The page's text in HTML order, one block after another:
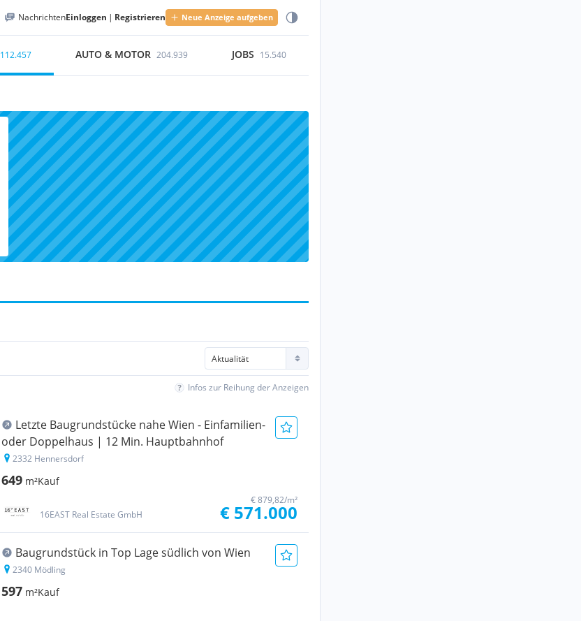
NachrichtenEinloggen | Registrieren Neue Anzeige aufgeben
112.457 AUTO & MOTOR 204.939 JOBS 15.540
Infos zur Reihung der Anzeigen
Letzte Baugrundstücke nahe Wien - Einfamilien-
oder Doppelhaus | 12 Min. Hauptbahnhof
2332 Hennersdorf
649 m²Kauf
16EAST Real Estate GmbH
€ 879,82/m²
€ 571.000
Baugrundstück in Top Lage südlich von Wien
2340 Mödling
597 m²Kauf